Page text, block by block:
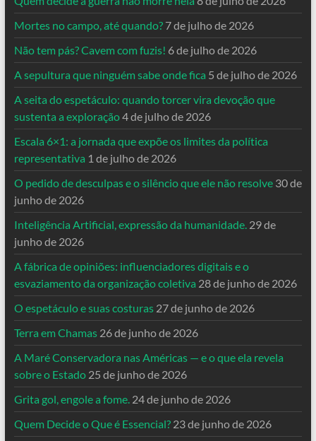
Mortes no campo, até quando? 7 de julho de 2026
Não tem pás? Cavem com fuzis! 6 de julho de 2026
A sepultura que ninguém sabe onde fica 5 de julho de 2026
A seita do espetáculo: quando torcer vira devoção que
sustenta a exploração4 de julho de 2026
Escala 6×1: a jornada que expõe os limites da política
representativa 1 de julho de 2026
O pedido de desculpas e o silêncio que ele não resolve 30 de
junho de 2026
Inteligência Artificial, expressão da humanidade. 29 de
junho de 2026
A fábrica de opiniões: influenciadores digitais e o
esvaziamento da organização coletiva 28 de junho de 2026
O espetáculo e suas costuras 27 de junho de 2026
Terra em Chamas 26 de junho de 2026
A Maré Conservadora nas Américas — e o que ela revela
sobre o Estado 25 de junho de 2026
Grita gol, engole a fome. 24 de junho de 2026
Quem Decide o Que é Essencial? 23 de junho de 2026